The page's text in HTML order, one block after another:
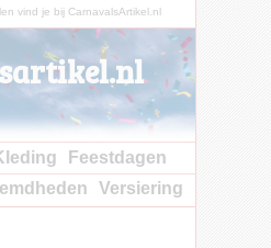
vind je bij CarnavalsArtikel.nl
Feestdagen
Versiering